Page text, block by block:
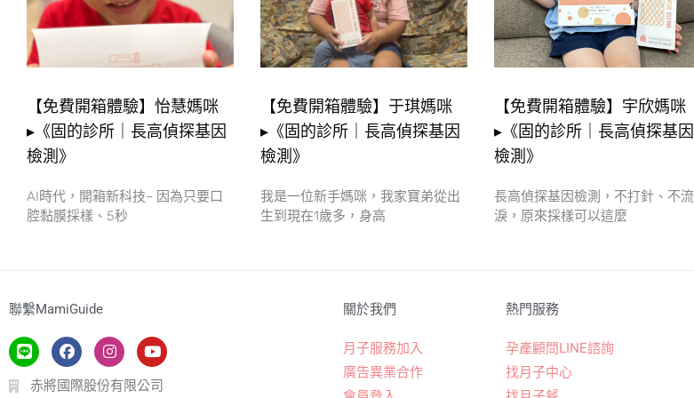
【免費開箱體驗】怡慧媽咪
▸《固的診所｜長高偵探基因
檢測》
AI時代，開箱新科技~ 因為只要口
腔黏膜採樣、5秒
【免費開箱體驗】于琪媽咪
▸《固的診所｜長高偵探基因
檢測》
我是一位新手媽咪，我家寶弟從出
生到現在1歲多，身高
【免費開箱體驗】宇欣媽咪
▸《固的診所｜長高偵探基因
檢測》
長高偵探基因檢測，不打針、不流
淚，原來採樣可以這麼
聯繫MamiGuide
赤將國際股份有限公司
關於我們
月子服務加入
廣告異業合作
熱門服務
孕產顧問LINE諮詢
找月子中心